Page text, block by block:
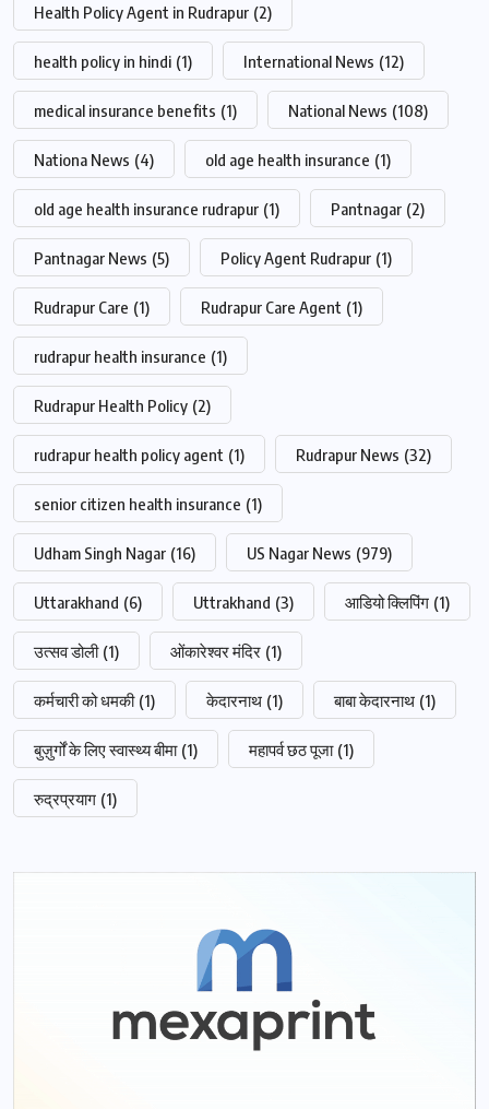
Health Policy Agent in Rudrapur (2)
health policy in hindi (1) International News (12)
medical insurance benefits (1) National News (108)
Nationa News (4) old age health insurance (1)
old age health insurance rudrapur (1) Pantnagar (2)
Pantnagar News (5) Policy Agent Rudrapur (1)
Rudrapur Care (1) Rudrapur Care Agent (1)
rudrapur health insurance (1)
Rudrapur Health Policy (2)
rudrapur health policy agent (1) Rudrapur News (32)
senior citizen health insurance (1)
Udham Singh Nagar (16) US Nagar News (979)
Uttarakhand (6) Uttrakhand (3) आडियो क्लिपिंग (1)
उत्सव डोली (1) ओंकारेश्वर मंदिर (1)
कर्मचारी को धमकी (1) केदारनाथ (1) बाबा केदारनाथ (1)
बुज़ुर्गों के लिए स्वास्थ्य बीमा (1) महापर्व छठ पूजा (1)
रुद्रप्रयाग (1)